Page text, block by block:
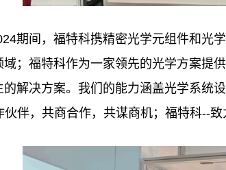
期间，福特科携精密光学元组件和光
；福特科作为一家领先的光学方案提
的解决方案。我们的能力涵盖光学系统
伙伴，共商合作，共谋商机；福特科--